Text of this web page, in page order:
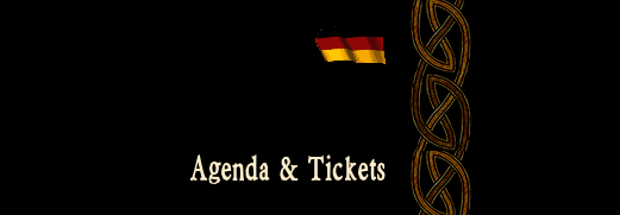
Agenda & Tickets